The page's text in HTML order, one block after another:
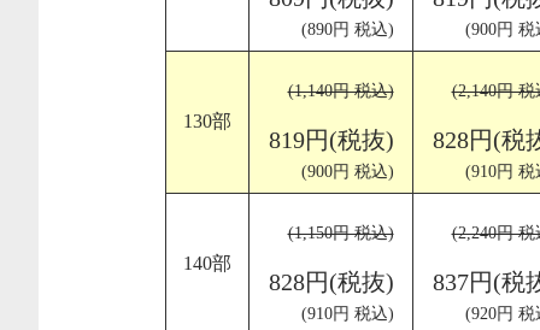
(890円 税込) (900円 税
130部
(1,140円 税込)
819円(税抜)
(900円 税込)
(2,140円 税
828円(税
(910円 税
140部
(1,150円 税込)
828円(税抜)
(910円 税込)
(2,240円 税
837円(税
(920円 税